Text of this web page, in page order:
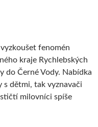
fenomén
kraje Rychlebských
do Černé Vody. Nabídka
s dětmi, tak vyznavači
milovníci spíše
stezky – traily pro